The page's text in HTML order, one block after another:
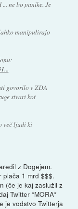
ne bo panike. Je
manipulirajo
govorilo v ZDA
stvari kot
več ljudi ki
z Dogejem.
plača 1 mrd $$$.
(če je kaj zaslužil z
Twitter *MORA*
je vodstvo Twitterja